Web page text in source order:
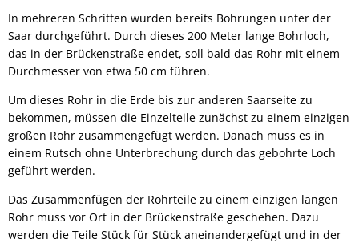
In mehreren Schritten wurden bereits Bohrungen unter der
Saar durchgeführt. Durch dieses 200 Meter lange Bohrloch,
das in der Brückenstraße endet, soll bald das Rohr mit einem
Durchmesser von etwa 50 cm führen.
Um dieses Rohr in die Erde bis zur anderen Saarseite zu
bekommen, müssen die Einzelteile zunächst zu einem einzigen
großen Rohr zusammengefügt werden. Danach muss es in
einem Rutsch ohne Unterbrechung durch das gebohrte Loch
geführt werden.
Das Zusammenfügen der Rohrteile zu einem einzigen langen
Rohr muss vor Ort in der Brückenstraße geschehen. Dazu
werden die Teile Stück für Stück aneinandergefügt und in der